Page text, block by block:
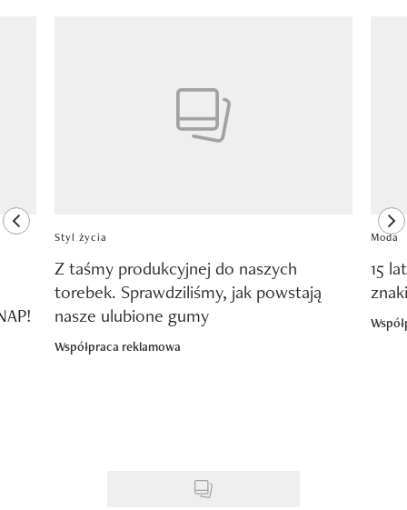
previous element
Styl życia
Z taśmy produkcyjnej do naszych
torebek. Sprawdziliśmy, jak powstają
nasze ulubione gumy
Współpraca reklamowa
Moda
15